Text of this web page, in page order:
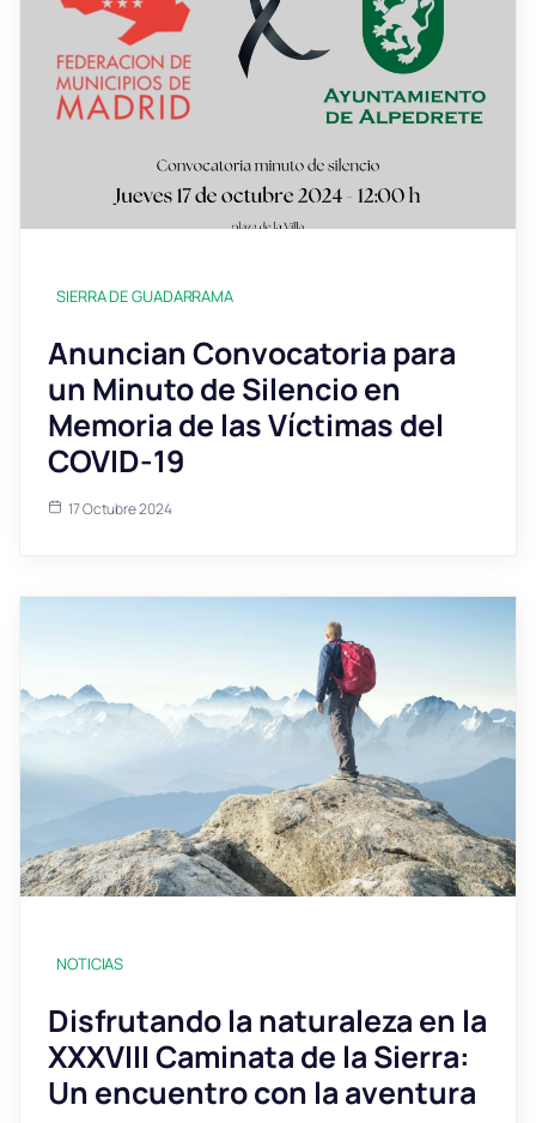
SIERRA DE GUADARRAMA
Anuncian Convocatoria para
un Minuto de Silencio en
Memoria de las Víctimas del
COVID-19
17 Octubre 2024
NOTICIAS
Disfrutando la naturaleza en la
XXXVIII Caminata de la Sierra:
Un encuentro con la aventura